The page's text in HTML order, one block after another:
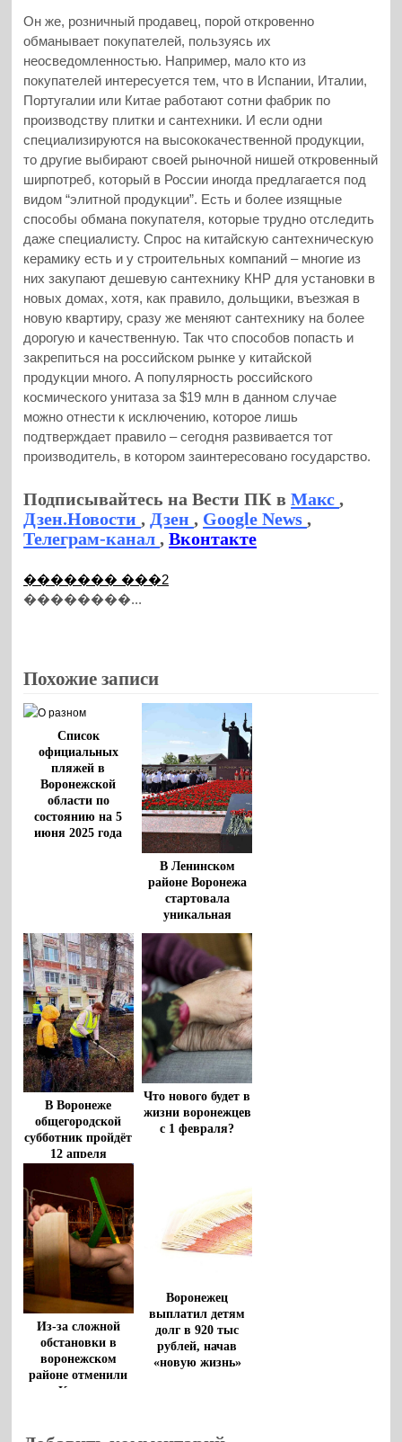
Он же, розничный продавец, порой откровенно
обманывает покупателей, пользуясь их
неосведомленностью. Например, мало кто из
покупателей интересуется тем, что в Испании, Италии,
Португалии или Китае работают сотни фабрик по
производству плитки и сантехники. И если одни
специализируются на высококачественной продукции,
то другие выбирают своей рыночной нишей откровенный
ширпотреб, который в России иногда предлагается под
видом “элитной продукции”. Есть и более изящные
способы обмана покупателя, которые трудно отследить
даже специалисту. Спрос на китайскую сантехническую
керамику есть и у строительных компаний – многие из
них закупают дешевую сантехнику КНР для установки в
новых домах, хотя, как правило, дольщики, въезжая в
новую квартиру, сразу же меняют сантехнику на более
дорогую и качественную. Так что способов попасть и
закрепиться на российском рынке у китайской
продукции много. А популярность российского
космического унитаза за $19 млн в данном случае
можно отнести к исключению, которое лишь
подтверждает правило – сегодня развивается тот
производитель, в котором заинтересовано государство.
Подписывайтесь на Вести ПК вМакс,
Дзен.Новости, Дзен, Google News,
Телеграм-канал,Вконтакте
������� ���2
��������...
Похожие записи
Список
официальных
пляжей в
Воронежской
области по
состоянию на 5
июня 2025 года
В Ленинском
районе Воронежа
стартовала
уникальная
патриотическая
акция
В Воронеже
общегородской
субботник пройдёт
12 апреля
Что нового будет в
жизни воронежцев
с 1 февраля?
Из-за сложной
обстановки в
воронежском
районе отменили
на Крещение
Воронежец
выплатил детям
долг в 920 тыс
рублей, начав
«новую жизнь»